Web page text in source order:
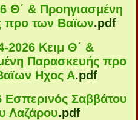
Θ΄ & Προηγιασμένη
προ των Βαϊων.pdf
2026 Κειμ Θ΄ &
Παρασκευής προ
Ηχος Α.pdf
Εσπερινός Σαββάτου
Λαζάρου.pdf